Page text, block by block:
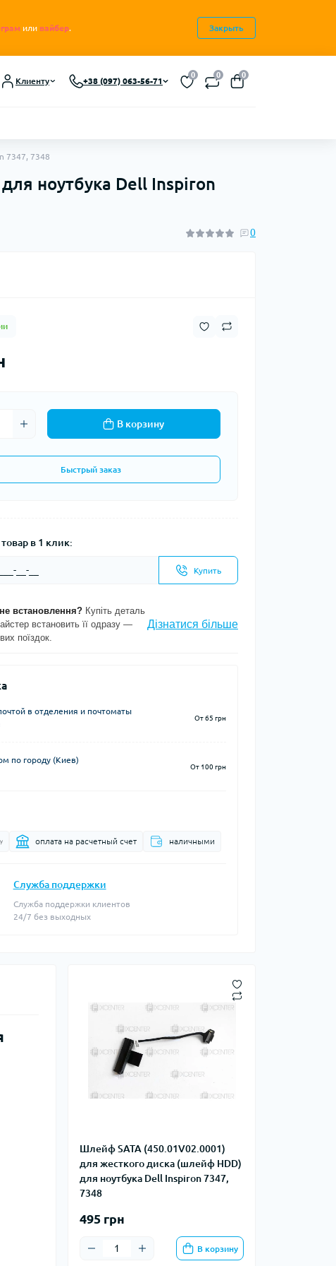
или вайбер. Закрыть
Клиенту +38 (097) 063-56-71
0 0 0
7347, 7348
ноутбука Dell Inspiron
0
В корзину
Быстрый заказ
в 1 клик:
Купить
встановлення?Купіть деталь
встановить її одразу —
поїздок.
Дізнатися більше
в отделения и почтоматы
От 65 грн
по городу (Киев)
От 100 грн
оплата на расчетный счет наличными
Служба поддержки
Служба поддержки клиентов
24/7 без выходных
Шлейф SATA (450.01V02.0001)
для жесткого диска (шлейф HDD)
для ноутбука Dell Inspiron 7347,
7348
495 грн
В корзину